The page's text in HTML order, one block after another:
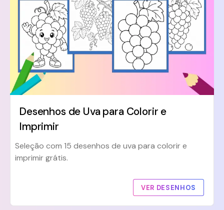
Desenhos de Uva para Colorir e
Imprimir
Seleção com 15 desenhos de uva para colorir e
imprimir grátis.
VER DESENHOS